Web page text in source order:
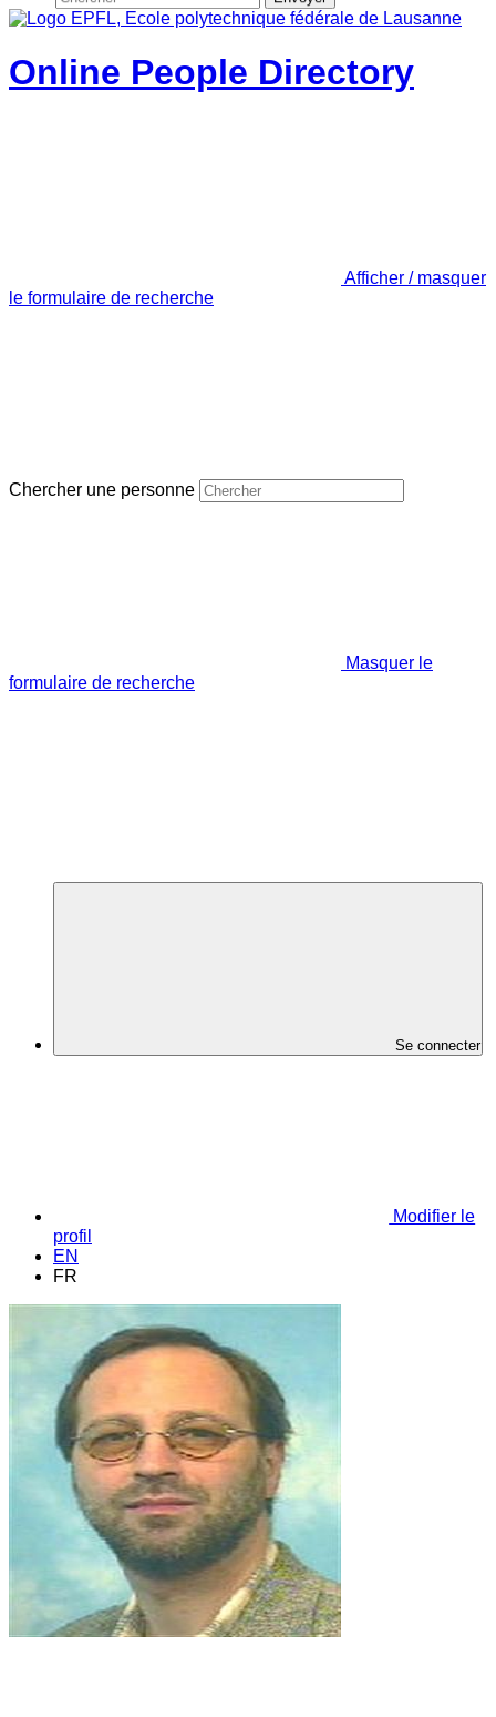
Online People Directory
Afficher / masquer
le formulaire de recherche
Chercher une personne
Masquer le
formulaire de recherche
Se connecter
Modifier le
profil
EN
FR